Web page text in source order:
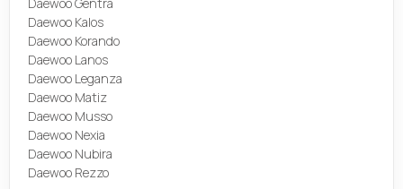
Daewoo Kalos
Daewoo Korando
Daewoo Lanos
Daewoo Leganza
Daewoo Matiz
Daewoo Musso
Daewoo Nexia
Daewoo Nubira
Daewoo Rezzo